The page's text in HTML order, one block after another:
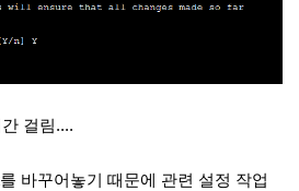
걸림....
바꾸어놓기 때문에 관련 설정 작업